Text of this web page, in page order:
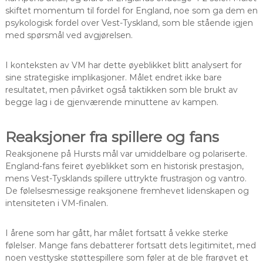
skiftet momentum til fordel for England, noe som ga dem en
psykologisk fordel over Vest-Tyskland, som ble stående igjen
med spørsmål ved avgjørelsen.
I konteksten av VM har dette øyeblikket blitt analysert for
sine strategiske implikasjoner. Målet endret ikke bare
resultatet, men påvirket også taktikken som ble brukt av
begge lag i de gjenværende minuttene av kampen.
Reaksjoner fra spillere og fans
Reaksjonene på Hursts mål var umiddelbare og polariserte.
England-fans feiret øyeblikket som en historisk prestasjon,
mens Vest-Tysklands spillere uttrykte frustrasjon og vantro.
De følelsesmessige reaksjonene fremhevet lidenskapen og
intensiteten i VM-finalen.
I årene som har gått, har målet fortsatt å vekke sterke
følelser. Mange fans debatterer fortsatt dets legitimitet, med
noen vesttyske støttespillere som føler at de ble frarøvet et